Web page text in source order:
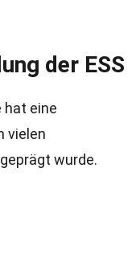
der ESS
hat eine
vielen
wurde.